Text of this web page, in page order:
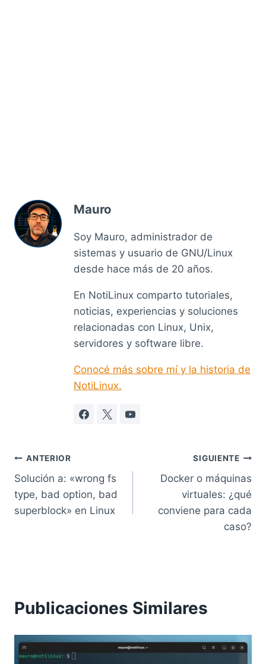
Mauro
Soy Mauro, administrador de
sistemas y usuario de GNU/Linux
desde hace más de 20 años.
En NotiLinux comparto tutoriales,
noticias, experiencias y soluciones
relacionadas con Linux, Unix,
servidores y software libre.
Conocé más sobre mí y la historia de
NotiLinux.
Navegación
de
entradas
ANTERIOR
Solución a: «wrong fs
type, bad option, bad
superblock» en Linux
SIGUIENTE
Docker o máquinas
virtuales: ¿qué
conviene para cada
caso?
Publicaciones Similares